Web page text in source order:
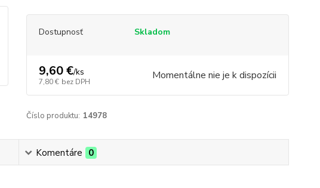
Dostupnosť Skladom
9,60 €/ks
7,80 € bez DPH Momentálne nie je k dispozícii
Číslo produktu: 14978
Komentáre 0